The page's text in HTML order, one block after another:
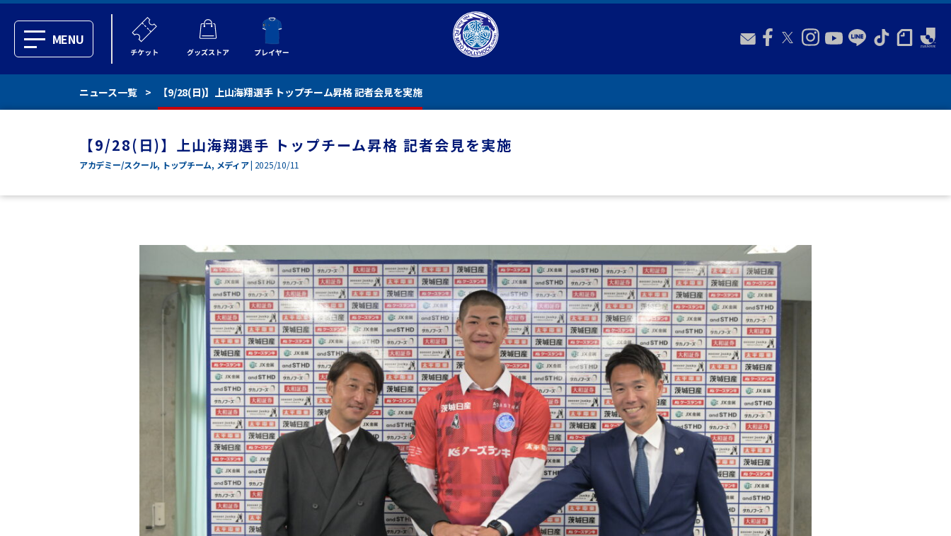
MENU
ニュース一覧 【9/28(日)】上山海翔選手 トップチーム昇格 記者会見を実施
【9/28(日)】上山海翔選手 トップチーム昇格 記者会見を実施
アカデミー/スクール, トップチーム, メディア| 2025/10/11